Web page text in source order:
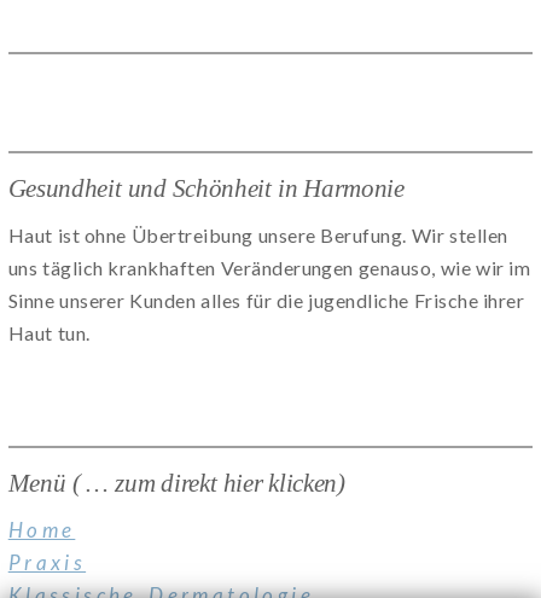
Gesundheit und Schönheit in Harmonie
Haut ist ohne Übertreibung unsere Berufung. Wir stellen
uns täglich krankhaften Veränderungen genauso, wie wir im
Sinne unserer Kunden alles für die jugendliche Frische ihrer
Haut tun.
Menü ( … zum direkt hier klicken)
Home
Praxis